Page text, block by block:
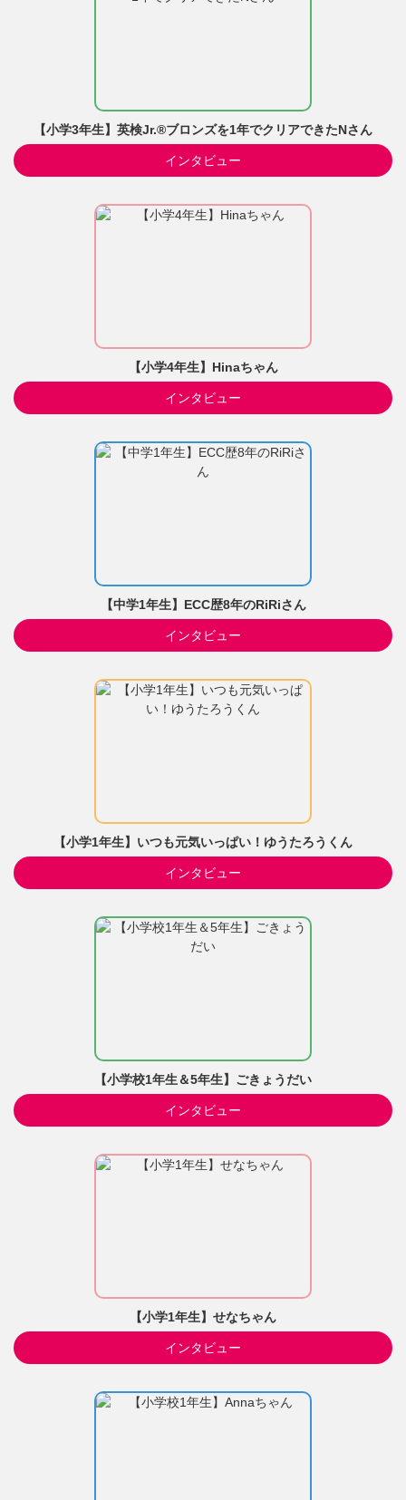
【小学3年生】英検Jr.®ブロンズを1年でクリアできたNさん
インタビュー
【小学4年生】Hinaちゃん
インタビュー
【中学1年生】ECC歴8年のRiRiさん
インタビュー
【小学1年生】いつも元気いっぱい！ゆうたろうくん
インタビュー
【小学校1年生＆5年生】ごきょうだい
インタビュー
【小学1年生】せなちゃん
インタビュー